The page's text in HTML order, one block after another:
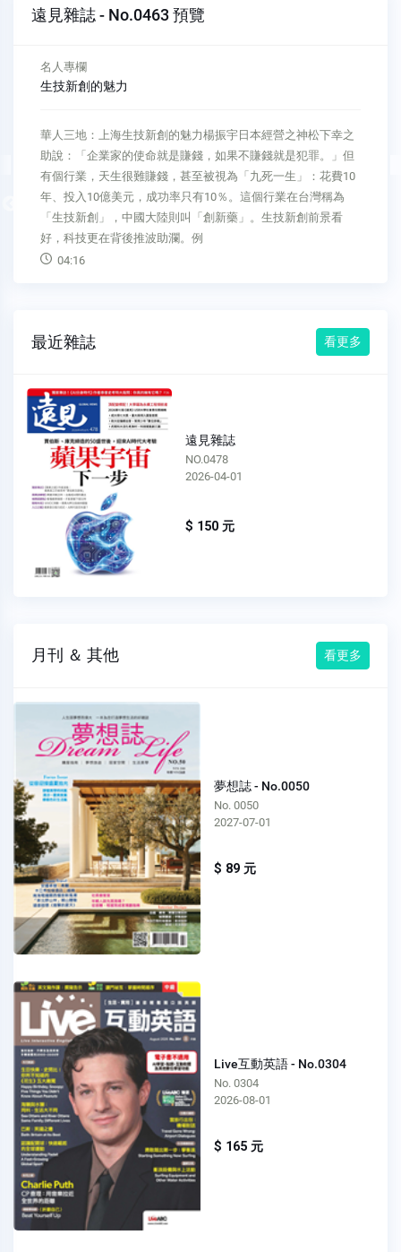
遠見雜誌 - No.0463 預覽
Previous
名人專欄
推動全責照護，從建立當責文化做起
醫療新視野推動全責照護，從建立當責文化做起邱冠明政府推
動「全責照護」（Total Care），由醫院聘請照服員協助護理人
員，減輕家屬負擔，誠然德政。然而，這一理想在現實中卻難
以擴大落實，隨著照護責任轉嫁，醫療現場負擔恐日益加劇。
因此，唯有建立個人／家庭當責的社會文化，才能體現成熟公
民社會的價值。20
04:23
最近雜誌 看更多
遠見雜誌
NO.0477
2026-03-01
$ 150 元
月刊 ＆ 其他 看更多
夢想誌 - No.0050
No. 0050
2027-07-01
$ 89 元
Live互動英語 - No.0304
No. 0304
2026-08-01
$ 165 元